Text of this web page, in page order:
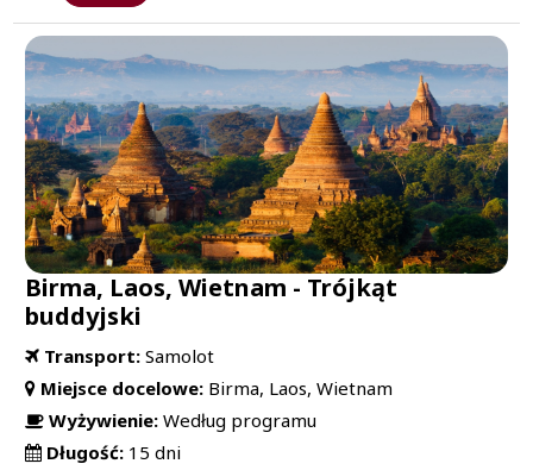
Birma, Laos, Wietnam - Trójkąt
buddyjski
Transport: Samolot
Miejsce docelowe: Birma, Laos, Wietnam
Wyżywienie: Według programu
Długość: 15 dni